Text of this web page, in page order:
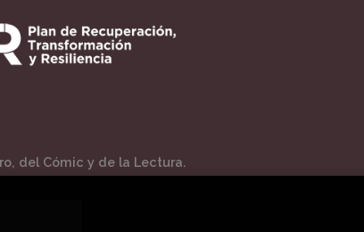
del Cómic y de la Lectura.